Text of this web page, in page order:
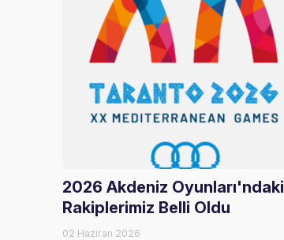
2026 Akdeniz Oyunları'ndaki
Rakiplerimiz Belli Oldu
02 Haziran 2026